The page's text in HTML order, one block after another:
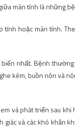
mãn tính là những
tính hoặc mãn tính.
nhất. Bệnh
kém, buồn nôn và
và phát triển sau khi
và các khó khăn